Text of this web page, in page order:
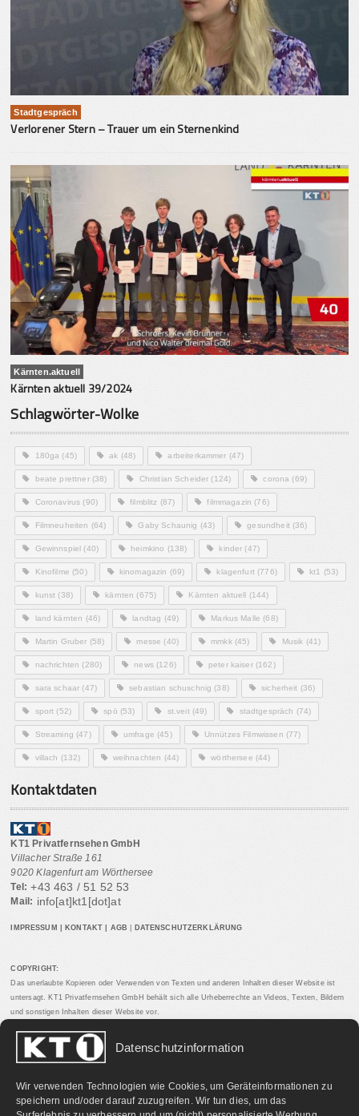
Datenschutzinformation
Wir verwenden Technologien wie Cookies, um Geräteinformationen zu
speichern und/oder darauf zuzugreifen. Wir tun dies, um das
Stadtgespräch
Verlorener Stern – Trauer um ein Sternenkind
Kärnten.aktuell
Kärnten aktuell 39/2024
Schlagwörter-Wolke
180ga (45) ak (48) arbeiterkammer (47)
beate prettner(38) Christian Scheider (124) corona (69)
Coronavirus (90) filmblitz (87) filmmagazin (76)
Filmneuheiten (64) Gaby Schaunig (43) gesundheit(36)
Gewinnspiel (40) heimkino (138) kinder (47)
Kinofilme (50) kinomagazin (69) klagenfurt(776) kt1 (53)
kunst (38) kärnten (675) Kärnten aktuell (144)
land kärnten (46) landtag (49) Markus Malle (68)
Martin Gruber (58) messe (40) mmkk(45) Musik (41)
nachrichten (280) news(126) peter kaiser(162)
sara schaar (47) sebastian schuschnig (38) sicherheit (36)
sport (52) spö (53) st.veit(49) stadtgespräch (74)
Streaming (47) umfrage (45) Unnützes Filmwissen (77)
villach (132) weihnachten (44) wörthersee (44)
Kontaktdaten
KT1 Privatfernsehen GmbH
Villacher Straße 161
9020 Klagenfurt am Wörthersee
Tel: +43 463 / 51 52 53
Mail: info[at]kt1[dot]at
IMPRESSUM KONTAKT AGB DATENSCHUTZERKLÄRUNG
COPYRIGHT:
Das unerlaubte Kopieren oder Verwenden von Texten und anderen Inhalten dieser Website ist
untersagt. KT1 Privatfernsehen GmbH behält sich alle Urheberrechte an Videos, Texten, Bildern
und sonstigen Inhalten dieser Website vor.
PARTNERLINKS: